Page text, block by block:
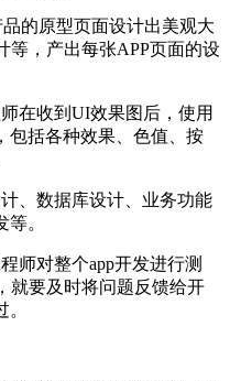
的原型页面设计出美观大
等，产出每张APP页面的设
收到UI效果图后，使用
包括各种效果、色值、按
数据库设计、业务功能
。
对整个app开发进行测
就要及时将问题反馈给开